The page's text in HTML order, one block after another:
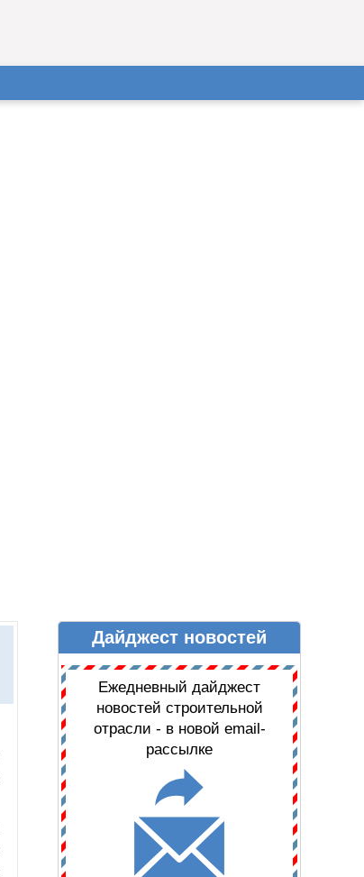
ДАЙДЖЕСТ НОВОСТЕЙДайджест новостей
Ежедневный дайджест
новостей строительной
отрасли - в новой email-
рассылке